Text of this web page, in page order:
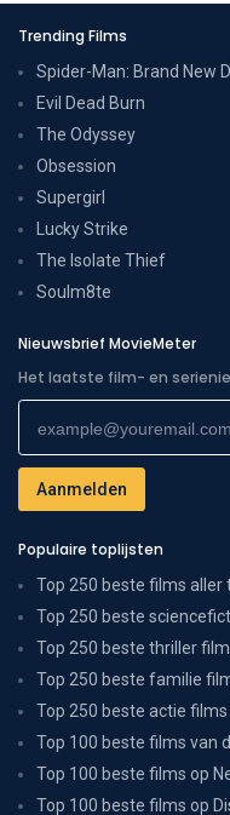
Trending Films
Spider-Man: Brand New
Evil Dead Burn
The Odyssey
Obsession
Supergirl
Lucky Strike
The Isolate Thief
Soulm8te
Nieuwsbrief MovieMeter
Het laatste film- en
Populaire toplijsten
Top 250 beste films aller
Top 250 beste
Top 250 beste thriller
Top 250 beste familie
Top 250 beste actie
Top 100 beste films van
Top 100 beste films op
Top 100 beste films op